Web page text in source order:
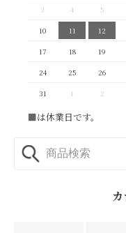
3
4 5
10
11 12
17
18 19
24
25 26
31
1 2
■は休業日です。